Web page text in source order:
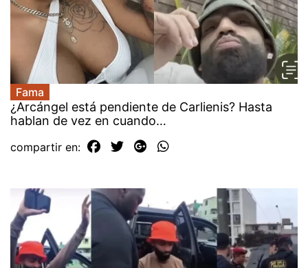
Fama
¿Arcángel está pendiente de Carlienis? Hasta
hablan de vez en cuando…
compartir en: